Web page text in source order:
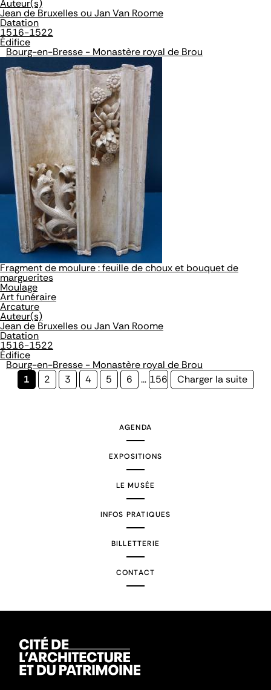
Auteur(s)
Jean de Bruxelles ou Jan Van Roome
Datation
1516-1522
Édifice
Bourg-en-Bresse - Monastère royal de Brou
Fragment de moulure : feuille de choux et bouquet de
marguerites
Moulage
Art funéraire
Arcature
Auteur(s)
Jean de Bruxelles ou Jan Van Roome
Datation
1516-1522
Édifice
Bourg-en-Bresse - Monastère royal de Brou
Page
1 Page
2 Page
3 Page
4 Page
5 Page
6 … Page
156
Page
Charger la suite
AGENDA
EXPOSITIONS
LE MUSÉE
INFOS PRATIQUES
BILLETTERIE
CONTACT